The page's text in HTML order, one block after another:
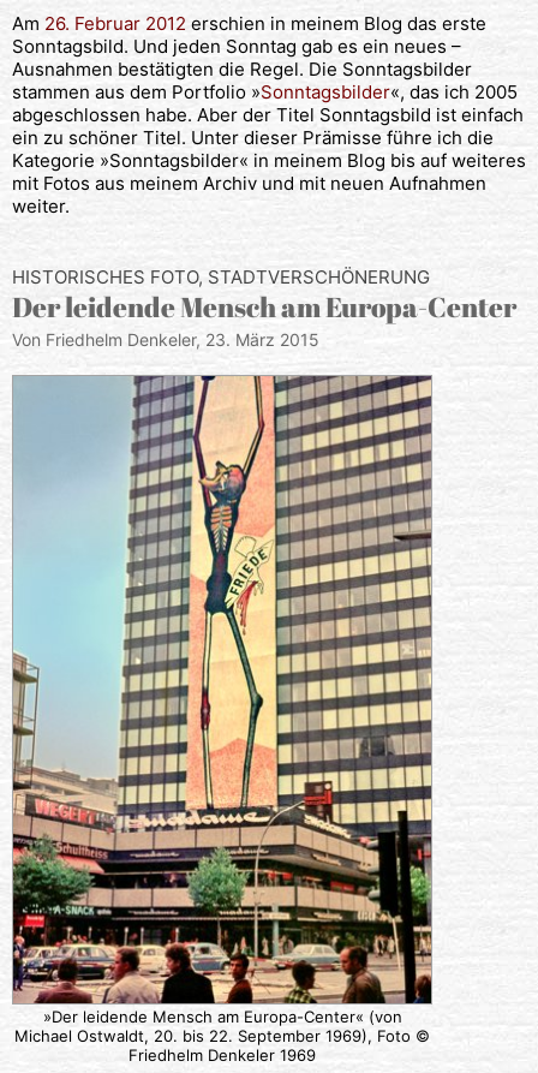
Am 26. Februar 2012 erschien in meinem Blog das erste
Sonntagsbild. Und jeden Sonntag gab es ein neues –
Ausnahmen bestätigten die Regel. Die Sonntagsbilder
stammen aus dem Portfolio »Sonntagsbilder«, das ich 2005
abgeschlossen habe. Aber der Titel Sonntagsbild ist einfach
ein zu schöner Titel. Unter dieser Prämisse führe ich die
Kategorie »Sonntagsbilder« in meinem Blog bis auf weiteres
mit Fotos aus meinem Archiv und mit neuen Aufnahmen
weiter.
HISTORISCHES FOTO, STADTVERSCHÖNERUNG
Der leidende Mensch am Europa-Center
Von Friedhelm Denkeler, 23. März 2015
»Der leidende Mensch am Europa-Center« (von
Michael Ostwaldt, 20. bis 22. September 1969), Foto ©
Friedhelm Denkeler 1969